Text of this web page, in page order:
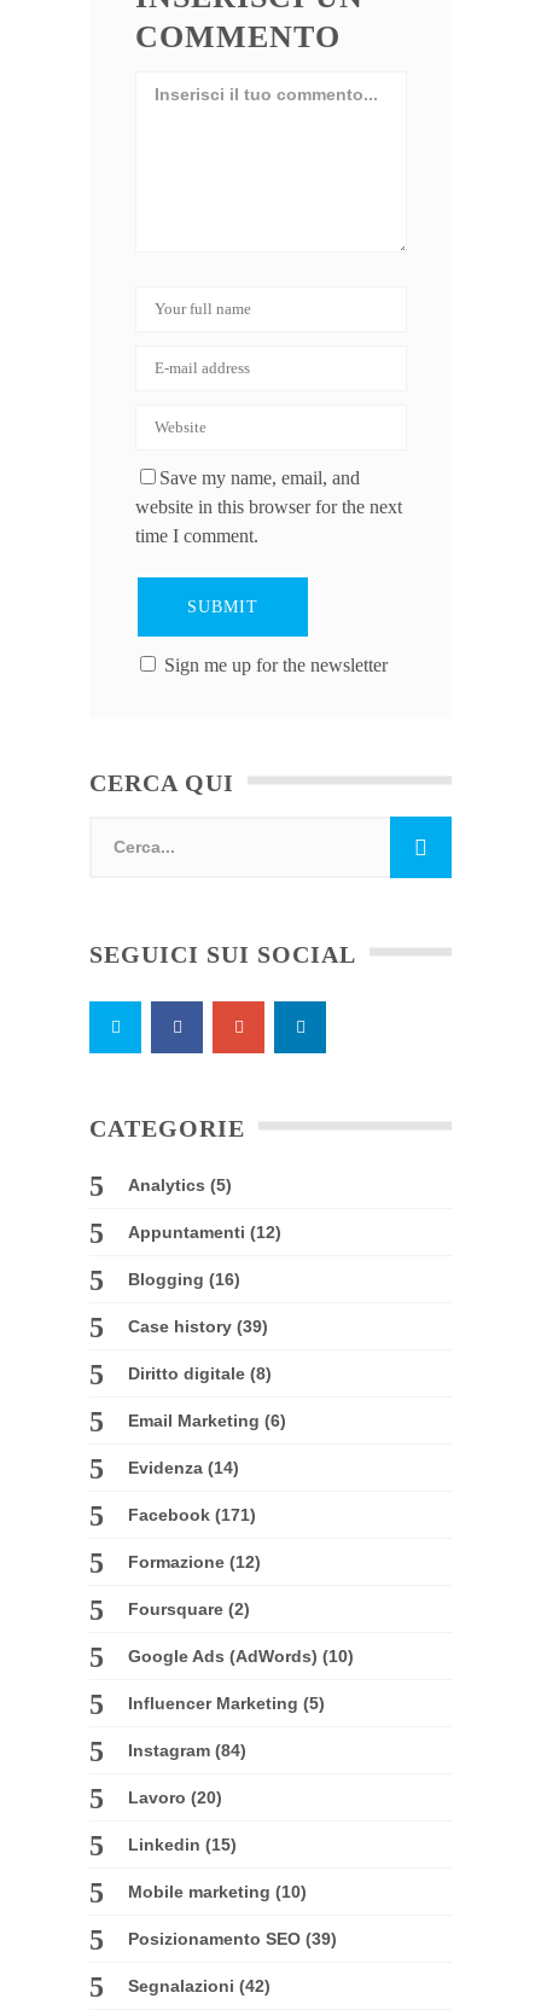
COMMENTO
Save my name, email, and
website in this browser for the next
time I comment.
Sign me up for the newsletter
CERCA QUI
SEGUICI SUI SOCIAL
CATEGORIE
Analytics (5)
Appuntamenti (12)
Blogging (16)
Case history (39)
Diritto digitale (8)
Email Marketing (6)
Evidenza (14)
Facebook (171)
Formazione (12)
Foursquare (2)
Google Ads (AdWords) (10)
Influencer Marketing (5)
Instagram (84)
Lavoro (20)
Linkedin (15)
Mobile marketing (10)
Posizionamento SEO (39)
Segnalazioni (42)